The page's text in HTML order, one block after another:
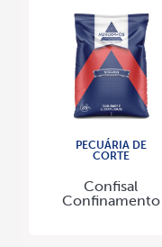
PECUÁRIA DE
CORTE
Confisal
Confinamento